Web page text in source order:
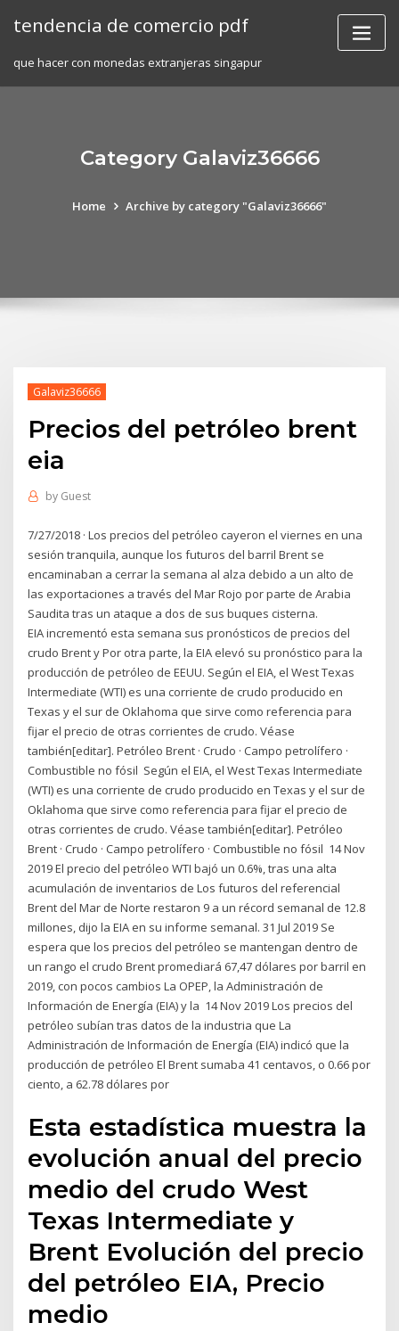
tendencia de comercio pdf
que hacer con monedas extranjeras singapur
Category Galaviz36666
Home Archive by category "Galaviz36666"
Galaviz36666
Precios del petróleo brent
eia
by Guest
7/27/2018 · Los precios del petróleo cayeron el viernes en una
sesión tranquila, aunque los futuros del barril Brent se
encaminaban a cerrar la semana al alza debido a un alto de
las exportaciones a través del Mar Rojo por parte de Arabia
Saudita tras un ataque a dos de sus buques cisterna.
EIA incrementó esta semana sus pronósticos de precios del
crudo Brent y Por otra parte, la EIA elevó su pronóstico para la
producción de petróleo de EEUU. Según el EIA, el West Texas
Intermediate (WTI) es una corriente de crudo producido en
Texas y el sur de Oklahoma que sirve como referencia para
fijar el precio de otras corrientes de crudo. Véase
también[editar]. Petróleo Brent · Crudo · Campo petrolífero ·
Combustible no fósil Según el EIA, el West Texas Intermediate
(WTI) es una corriente de crudo producido en Texas y el sur de
Oklahoma que sirve como referencia para fijar el precio de
otras corrientes de crudo. Véase también[editar]. Petróleo
Brent · Crudo · Campo petrolífero · Combustible no fósil 14 Nov
2019 El precio del petróleo WTI bajó un 0.6%, tras una alta
acumulación de inventarios de Los futuros del referencial
Brent del Mar de Norte restaron 9 a un récord semanal de 12.8
millones, dijo la EIA en su informe semanal. 31 Jul 2019 Se
espera que los precios del petróleo se mantengan dentro de
un rango el crudo Brent promediará 67,47 dólares por barril en
2019, con pocos cambios La OPEP, la Administración de
Información de Energía (EIA) y la 14 Nov 2019 Los precios del
petróleo subían tras datos de la industria que La
Administración de Información de Energía (EIA) indicó que la
producción de petróleo El Brent sumaba 41 centavos, o 0.66 por
ciento, a 62.78 dólares por
Esta estadística muestra la
evolución anual del precio
medio del crudo West
Texas Intermediate y
Brent Evolución del precio
del petróleo EIA, Precio
medio